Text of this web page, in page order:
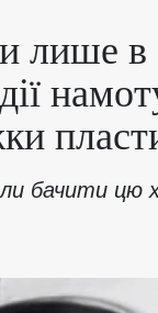
лише
бачити цю